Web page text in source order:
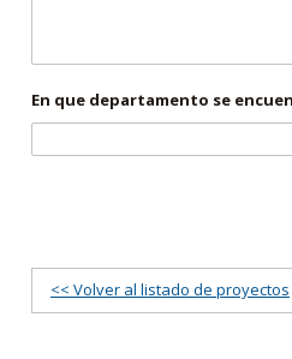
En que departamento se
<< Volver al listado de proyectos